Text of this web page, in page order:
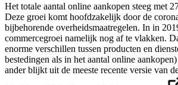
Het totale aantal online aankopen steeg met
Deze groei komt hoofdzakelijk door de
bijbehorende overheidsmaatregelen. In in
commercegroei namelijk nog af te vlakken.
enorme verschillen tussen producten en
bestedingen als in het aantal online
ander blijkt uit de meeste recente versie van